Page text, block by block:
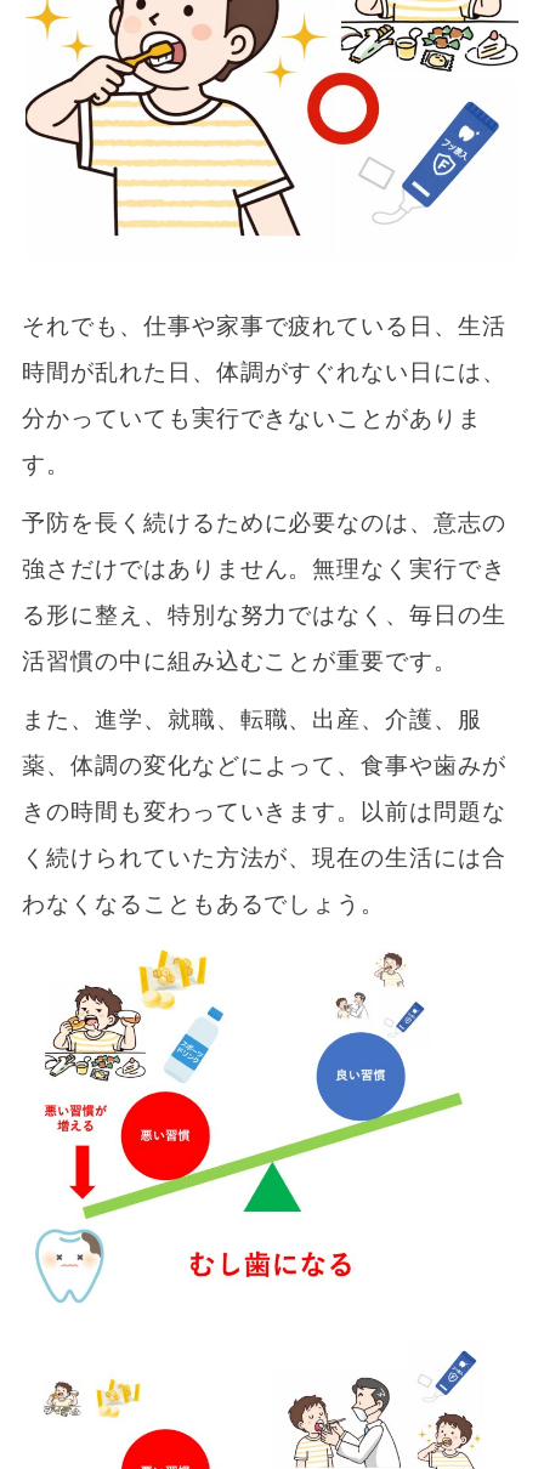
それでも、仕事や家事で疲れている日、生活
時間が乱れた日、体調がすぐれない日には、
分かっていても実行できないことがありま
す。
予防を長く続けるために必要なのは、意志の
強さだけではありません。無理なく実行でき
る形に整え、特別な努力ではなく、毎日の生
活習慣の中に組み込むことが重要です。
また、進学、就職、転職、出産、介護、服
薬、体調の変化などによって、食事や歯みが
きの時間も変わっていきます。以前は問題な
く続けられていた方法が、現在の生活には合
わなくなることもあるでしょう。